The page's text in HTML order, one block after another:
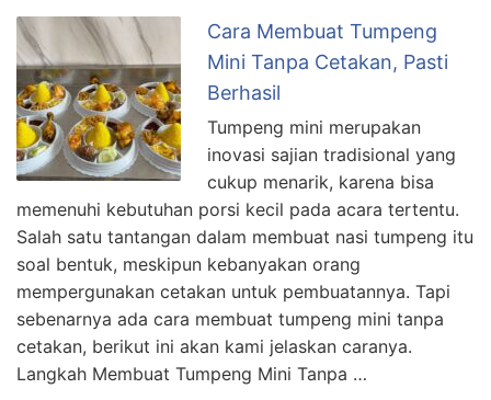
Cara Membuat Tumpeng
Mini Tanpa Cetakan, Pasti
Berhasil
Tumpeng mini merupakan
inovasi sajian tradisional yang
cukup menarik, karena bisa
memenuhi kebutuhan porsi kecil pada acara tertentu.
Salah satu tantangan dalam membuat nasi tumpeng itu
soal bentuk, meskipun kebanyakan orang
mempergunakan cetakan untuk pembuatannya. Tapi
sebenarnya ada cara membuat tumpeng mini tanpa
cetakan, berikut ini akan kami jelaskan caranya.
Langkah Membuat Tumpeng Mini Tanpa …